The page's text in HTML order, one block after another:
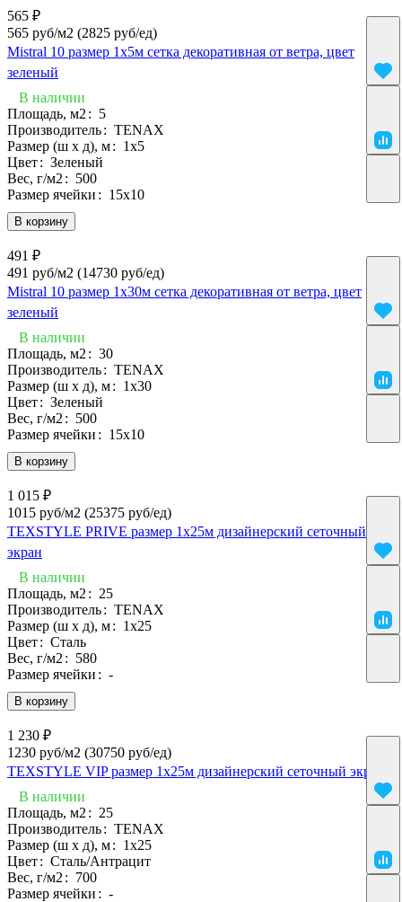
565 ₽
565 руб/м2 (2825 руб/eд)
Mistral 10 размер 1х5м сетка декоративная от ветра, цвет
зеленый
В наличии
В корзину
Площадь, м2: 5
Производитель: TENAX
Размер (ш х д), м: 1х5
Цвет: Зеленый
Вес, г/м2: 500
Размер ячейки : 15х10
491 ₽
491 руб/м2 (14730 руб/eд)
Mistral 10 размер 1х30м сетка декоративная от ветра, цвет
зеленый
В наличии
В корзину
Площадь, м2: 30
Производитель: TENAX
Размер (ш х д), м: 1х30
Цвет: Зеленый
Вес, г/м2: 500
Размер ячейки : 15х10
1 015 ₽
1015 руб/м2 (25375 руб/eд)
TEXSTYLE PRIVE размер 1х25м дизайнерский сеточный
экран
В наличии
В корзину
Площадь, м2: 25
Производитель: TENAX
Размер (ш х д), м: 1х25
Цвет: Сталь
Вес, г/м2: 580
Размер ячейки : -
1 230 ₽
1230 руб/м2 (30750 руб/eд)
TEXSTYLE VIP размер 1х25м дизайнерский сеточный экран
В наличии
Площадь, м2: 25
Производитель: TENAX
Размер (ш х д), м: 1х25
Цвет: Сталь/Антрацит
Вес, г/м2: 700
Размер ячейки : -